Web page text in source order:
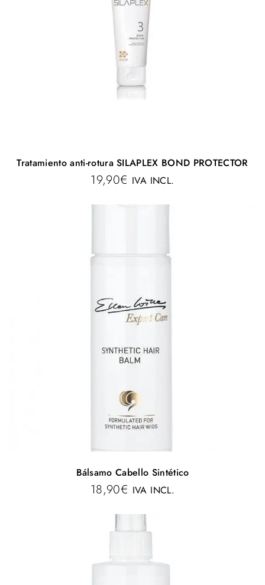
Tratamiento anti-rotura SILAPLEX BOND PROTECTOR
19,90€ IVA INCL.
Bálsamo Cabello Sintético
18,90€ IVA INCL.